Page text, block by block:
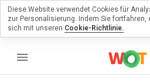
menu
eine
Diese Website verwendet Cookies für
zur Personalisierung. Indem Sie fortfahren,
sich mit unseren Cookie-Richtlinie.